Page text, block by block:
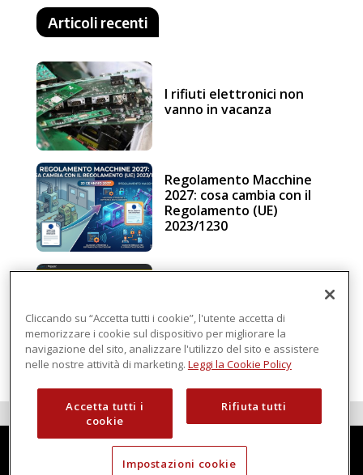
Articoli recenti
I rifiuti elettronici non
vanno in vacanza
Regolamento Macchine
2027: cosa cambia con il
Regolamento (UE)
2023/1230
intelligenza in cloud
Cliccando su “Accetta tutti i cookie”, l'utente accetta di
memorizzare i cookie sul dispositivo per migliorare la
navigazione del sito, analizzare l'utilizzo del sito e assistere
nelle nostre attività di marketing. Leggi la Cookie Policy
Accetta tutti i
cookie
Rifiuta tutti
Impostazioni cookie